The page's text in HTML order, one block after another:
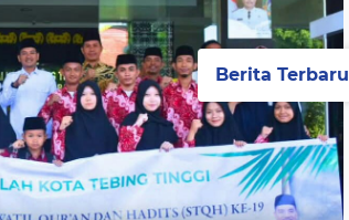
Berita Terbaru